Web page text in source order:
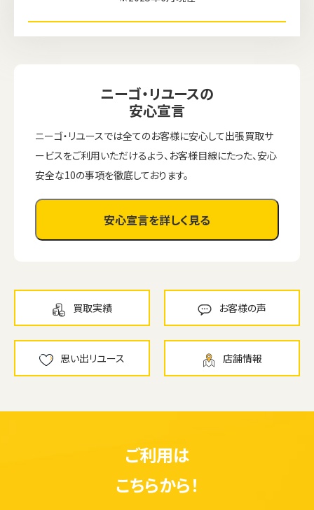
ニーゴ・リユースの
安心宣言
ニーゴ・リユースでは全てのお客様に安心して出張買取サ
ービスをご利用いただけるよう、お客様目線にたった、安心
安全な10の事項を徹底しております。
安心宣言を詳しく見る
買取実績 お客様の声
思い出リユース 店舗情報
ご利用は
こちらから！